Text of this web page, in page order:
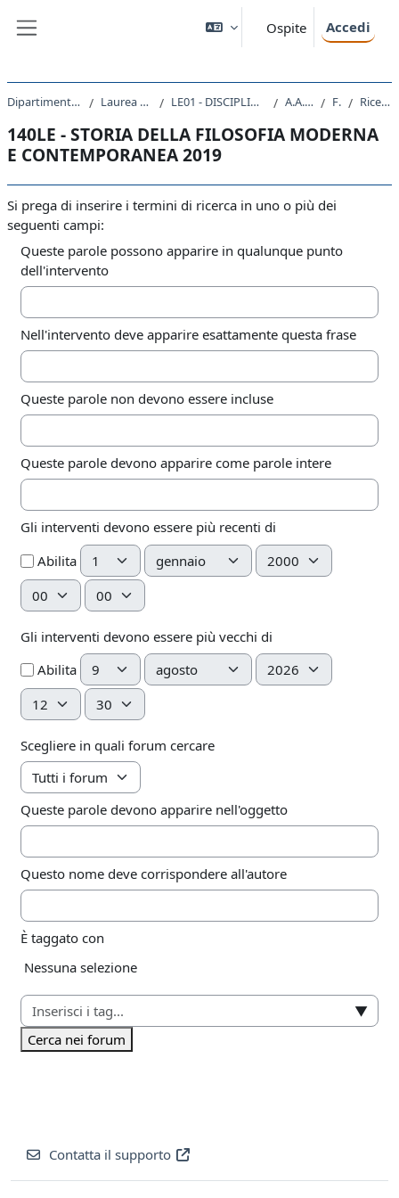
Ospite Accedi
Dipartimento di Studi Umanistici Laurea triennale (DM270) LE01 - DISCIPLINE STORICHE E FILOSOFICHE A.A. 2019 - 2020 Forum Ricerca avanzata
140LE - STORIA DELLA FILOSOFIA MODERNA
E CONTEMPORANEA 2019
Si prega di inserire i termini di ricerca in uno o più dei
seguenti campi:
Queste parole possono apparire in qualunque punto
dell'intervento
Nell'intervento deve apparire esattamente questa frase
Queste parole non devono essere incluse
Queste parole devono apparire come parole intere
Gli interventi devono essere più recenti di
Abilita Giorno Mese
Anno
Ora
Minuto
Gli interventi devono essere più vecchi di
Abilita Giorno Mese
Anno
Ora
Minuto
Scegliere in quali forum cercare
Queste parole devono apparire nell'oggetto
Questo nome deve corrispondere all'autore
È taggato con
Elementi selezionati:
Nessuna selezione
▼
Cerca nei forum
Contatta il supporto